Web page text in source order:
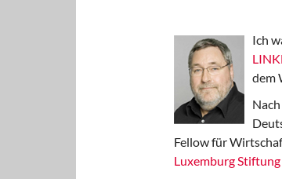
Ich
dem
Fellow für
Luxemburg Stiftung